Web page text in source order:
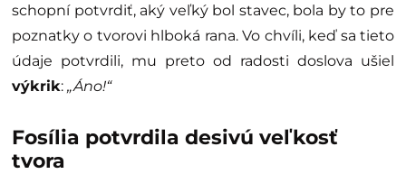
schopní potvrdiť, aký veľký bol stavec, bola by to pre
poznatky o tvorovi hlboká rana. Vo chvíli, keď sa tieto
údaje potvrdili, mu preto od radosti doslova ušiel
výkrik: „Áno!“
Fosília potvrdila desivú veľkosť
tvora